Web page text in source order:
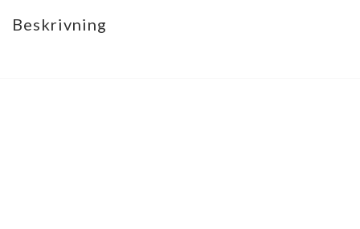
Beskrivning